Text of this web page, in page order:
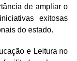
de ampliar o
exitosas
do estado.
e Leitura no